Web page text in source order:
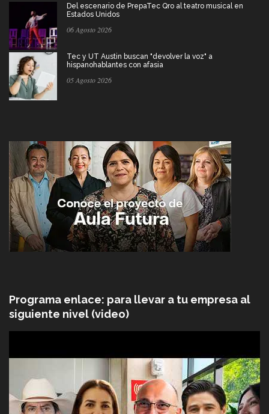
Del escenario de PrepaTec Qro al teatro musical en
Estados Unidos
06 Agosto 2026
Tec y UT Austin buscan "devolver la voz" a
hispanohablantes con afasia
05 Agosto 2026
Programa enlace: para llevar a tu empresa al
siguiente nivel (video)